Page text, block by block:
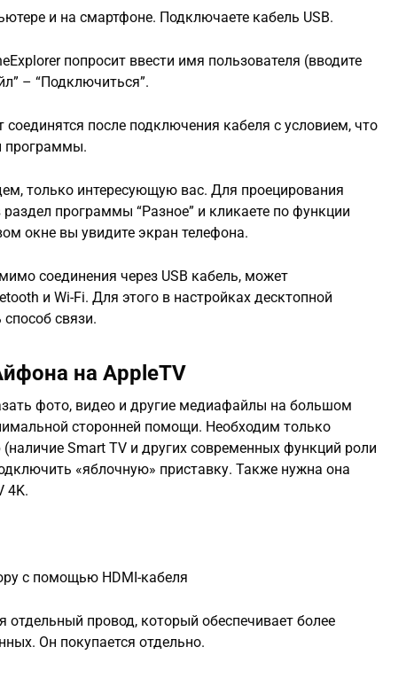
и на смартфоне. Подключаете кабель USB.
попросит ввести имя пользователя (вводите
– “Подключиться”.
после подключения кабеля с условием, что
программы.
только интересующую вас. Для проецирования
программы “Разное” и кликаете по функции
окне вы увидите экран телефона.
соединения через USB кабель, может
и Wi-Fi. Для этого в настройках десктопной
связи.
на AppleTV
фото, видео и другие медиафайлы на большом
сторонней помощи. Необходим только
Smart TV и других современных функций роли
«яблочную» приставку. Также нужна она
4K.
с помощью HDMI-кабеля
отдельный провод, который обеспечивает более
Он покупается отдельно.